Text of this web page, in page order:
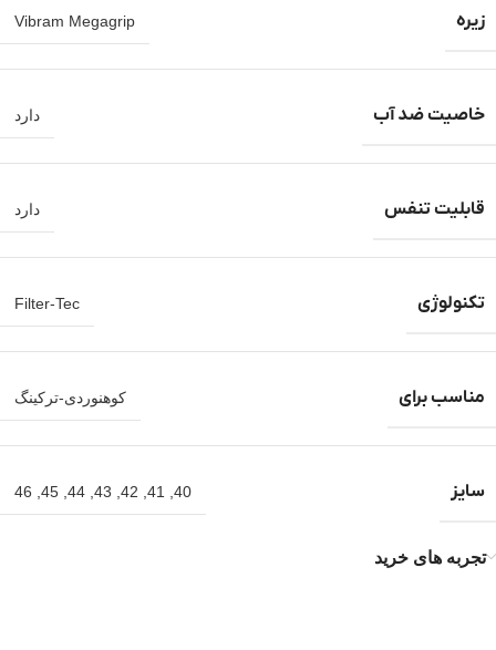
زیره Vibram Megagrip
خاصیت ضد آب دارد
قابلیت تنفس دارد
تکنولوژی Filter-Tec
مناسب برای کوهنوردی-ترکینگ
سایز 40
41
42
43
44
45
46
تجربه های خرید